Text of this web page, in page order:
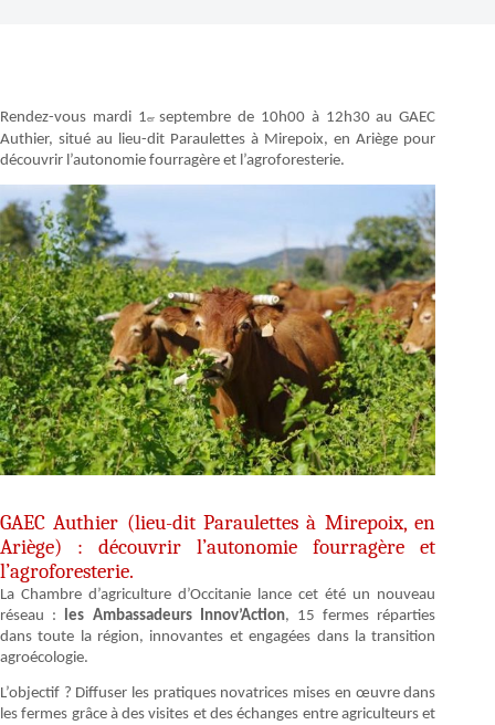
Rendez-vous mardi 1erseptembre de 10h00 à 12h30 au GAEC
Authier, situé au lieu-dit Paraulettes à Mirepoix, en Ariège pour
découvrir l’autonomie fourragère et l’agroforesterie.
GAEC Authier (lieu-dit Paraulettes à Mirepoix, en
Ariège) : découvrir l’autonomie fourragère et
l’agroforesterie.
La Chambre d’agriculture d’Occitanie lance cet été un nouveau
réseau :
les Ambassadeurs Innov’Action, 15 fermes réparties
dans toute la région, innovantes et engagées dans la transition
agroécologie.
L’objectif ? Diffuser les pratiques novatrices mises en œuvre dans
les fermes grâce à des visites et des échanges entre agriculteurs et